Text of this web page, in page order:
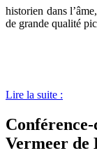
historien dans
de grande qualité
Lire la suite :
Vermeer de